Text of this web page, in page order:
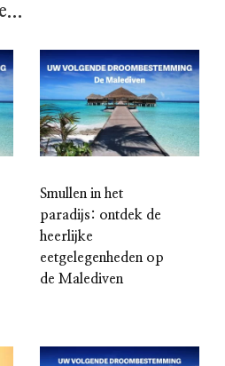
Smullen in het
paradijs: ontdek de
heerlijke
eetgelegenheden op
de Malediven